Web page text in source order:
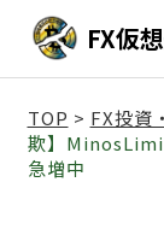
FX仮
TOP > FX投資
欺】
急増中